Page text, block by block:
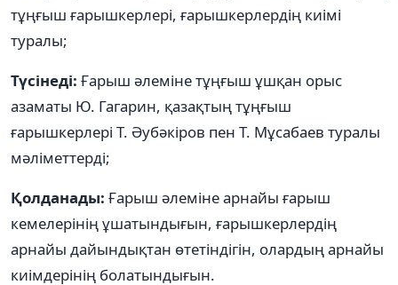
тұңғыш ғарышкерлері, ғарышкерлердің киімі
туралы;
Түсінеді: Ғарыш әлеміне тұңғыш ұшқан орыс
азаматы Ю. Гагарин, қазақтың тұңғыш
ғарышкерлері Т. Әубәкіров пен Т. Мұсабаев туралы
мәліметтерді;
Қолданады: Ғарыш әлеміне арнайы ғарыш
кемелерінің ұшатындығын, ғарышкерлердің
арнайы дайындықтан өтетіндігін, олардың арнайы
киімдерінің болатындығын.